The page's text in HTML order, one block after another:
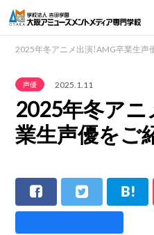
2025年冬アニメ出演！AMG卒業生声
声優 2025.1.11
2025年冬アニ
業生声優をご